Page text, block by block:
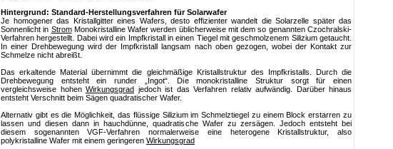
Hintergrund: Standard-Herstellungsverfahren für Solarwafer
Je homogener das Kristallgitter eines Wafers, desto effizienter wandelt die Solarzelle später das
Sonnenlicht in StromMonokristalline Wafer werden üblicherweise mit dem so genannten Czochralski-
Verfahren hergestellt. Dabei wird ein Impfkristall in einen Tiegel mit geschmolzenem Silizium getaucht.
In einer Drehbewegung wird der Impfkristall langsam nach oben gezogen, wobei der Kontakt zur
Schmelze nicht abreißt.
Das erkaltende Material übernimmt die gleichmäßige Kristallstruktur des Impfkristalls. Durch die
Drehbewegung entsteht ein runder „Ingot“. Die monokristalline Struktur sorgt für einen
vergleichsweise hohen Wirkungsgrad jedoch ist das Verfahren relativ aufwändig. Darüber hinaus
entsteht Verschnitt beim Sägen quadratischer Wafer.
Alternativ gibt es die Möglichkeit, das flüssige Silizium im Schmelztiegel zu einem Block erstarren zu
lassen und diesen dann in hauchdünne, quadratische Wafer zu zersägen. Jedoch entsteht bei
diesem sogenannten VGF-Verfahren normalerweise eine heterogene Kristallstruktur, also
polykristalline Wafer mit einem geringeren Wirkungsgrad